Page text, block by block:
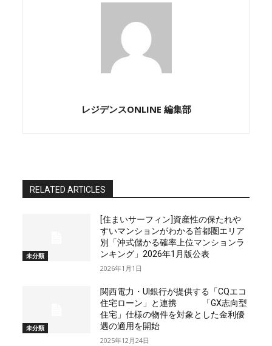
レジデンスONLINE 編集部
RELATED ARTICLES
未分類
[住まいサーフィン]資産性の保たれや
すいマンションがわかる首都圏エリア
別「沖式儲かる確率上位マンションラ
ンキング」2026年1月版公表
2026年1月1日
未分類
関西電力・UI銀行が提供する「CQエコ
住宅ローン」と連携 「GX志向型
住宅」仕様の物件を対象とした金利優
遇の適用を開始
2025年12月24日